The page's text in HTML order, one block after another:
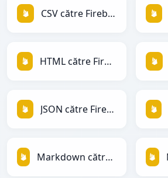
CSV către Firebase
HTML către Firebase
JSON către Firebase
Markdown către Firebase